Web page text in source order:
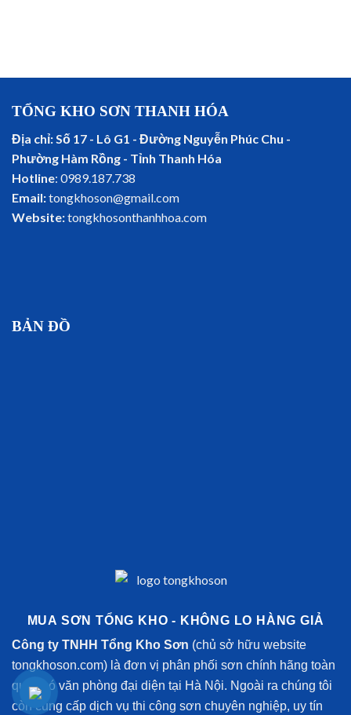
TỔNG KHO SƠN THANH HÓA
Địa chỉ: Số 17 - Lô G1 - Đường Nguyễn Phúc Chu -
Phường Hàm Rồng - Tỉnh Thanh Hóa
Hotline: 0989.187.738
Email:tongkhoson@gmail.com
Website:tongkhosonthanhhoa.com
BẢN ĐỒ
MUA SƠN TỔNG KHO - KHÔNG LO HÀNG GIẢ
Công ty TNHH Tổng Kho Sơn (chủ sở hữu website
tongkhoson.com) là đơn vị phân phối sơn chính hãng toàn
quốc có văn phòng đại diện tại Hà Nội. Ngoài ra chúng tôi
còn cung cấp dịch vụ thi công sơn chuyên nghiệp, uy tín